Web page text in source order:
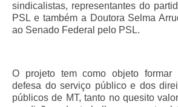
Serviços prestados pelo
Servidores Penitenciários de
Notícias Gerais
Artigos
sindicalistas, representantes do
PSL e também a Doutora Selma
ao Senado Federal pelo PSL.
O projeto tem como objeto formar
defesa do serviço público e dos
públicos de MT, tanto no quesito